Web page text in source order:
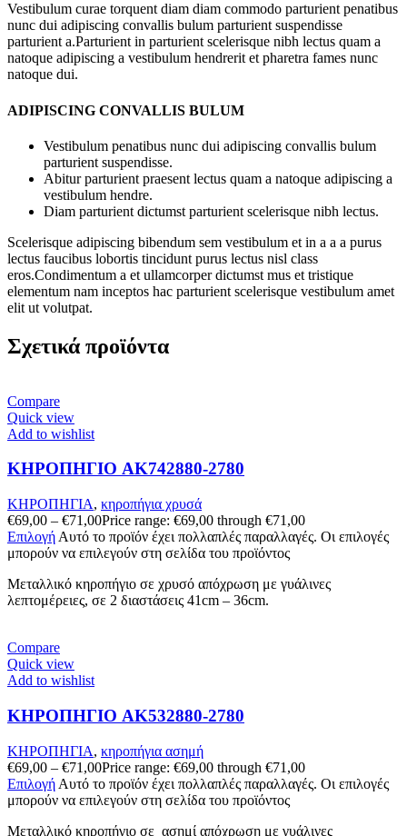
Vestibulum curae torquent diam diam commodo parturient penatibus
nunc dui adipiscing convallis bulum parturient suspendisse
parturient a.Parturient in parturient scelerisque nibh lectus quam a
natoque adipiscing a vestibulum hendrerit et pharetra fames nunc
natoque dui.
ADIPISCING CONVALLIS BULUM
Vestibulum penatibus nunc dui adipiscing convallis bulum
parturient suspendisse.
Abitur parturient praesent lectus quam a natoque adipiscing a
vestibulum hendre.
Diam parturient dictumst parturient scelerisque nibh lectus.
Scelerisque adipiscing bibendum sem vestibulum et in a a a purus
lectus faucibus lobortis tincidunt purus lectus nisl class
eros.Condimentum a et ullamcorper dictumst mus et tristique
elementum nam inceptos hac parturient scelerisque vestibulum amet
elit ut volutpat.
Σχετικά προϊόντα
Compare
Quick view
Add to wishlist
ΚΗΡΟΠΗΓΙΟ AK742880-2780
ΚΗΡΟΠΗΓΙΑ, κηροπήγια χρυσά
€69,00 – €71,00Price range: €69,00 through €71,00
Επιλογή Αυτό το προϊόν έχει πολλαπλές παραλλαγές. Οι επιλογές
μπορούν να επιλεγούν στη σελίδα του προϊόντος
Μεταλλικό κηροπήγιο σε χρυσό απόχρωση με γυάλινες
λεπτομέρειες, σε 2 διαστάσεις 41cm – 36cm.
Compare
Quick view
Add to wishlist
ΚΗΡΟΠΗΓΙΟ AK532880-2780
ΚΗΡΟΠΗΓΙΑ, κηροπήγια ασημή
€69,00 – €71,00Price range: €69,00 through €71,00
Επιλογή Αυτό το προϊόν έχει πολλαπλές παραλλαγές. Οι επιλογές
μπορούν να επιλεγούν στη σελίδα του προϊόντος
Μεταλλικό κηροπήγιο σε ασημί απόχρωση με γυάλινες